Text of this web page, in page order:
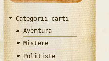
Categorii carti
Aventura
Mistere
Politiste